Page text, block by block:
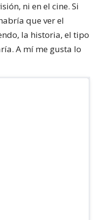
ni en el cine. Si
que ver el
la historia, el tipo
A mí me gusta lo